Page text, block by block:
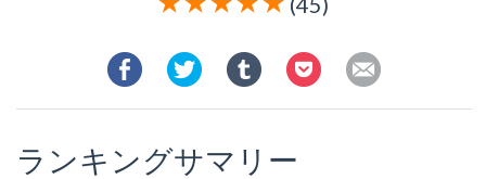
ランキングサマリー